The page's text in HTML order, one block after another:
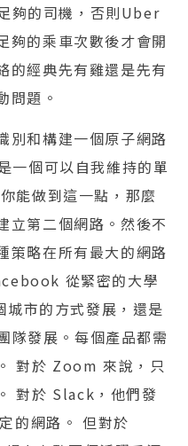
夠的司機，否則Uber
夠的乘車次數後才會開
的經典先有雞還是先有
問題。
別和構建一個原子網路
個可以自我維持的單
能做到這一點，那麼
立第二個網路。然後不
策略在所有最大的網路
從緊密的大學
市的方式發展，還是
隊發展。每個產品都需
對於 Zoom 來說，只
對於 Slack，他們發
的網路。 但對於